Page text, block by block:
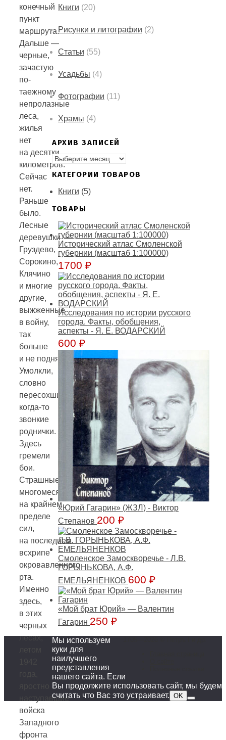
конечный
пункт
маршрута.
Дальше —
черные,
зачастую
по-
таежному
непролазные
леса,
жилья
нет
на десятки
километров.
Сейчас
нет.
Раньше
было.
Лесные
деревушки —
Груздево,
Сорокино,
Клячино
и многие
другие,
выжженные
в войну,
так
больше
и не поднялись.
Умолкли,
словно
пересохшие
когда-то
звонкие
роднички.
Здесь
гремели
бои.
Страшные,
многомесячные,
на крайнем
пределе
сил,
на последнем
всхрипе
окровавленного
рта.
Именно
здесь,
в этих
черных
лесах,
наступавшие
войска
Западного
фронта
Книги (20)
Рисунки и литографии (2)
Статьи (55)
Усадьбы (4)
Фотографии (11)
Храмы (4)
АРХИВ ЗАПИСЕЙ
АРХИВ
ЗАПИСЕЙ
КАТЕГОРИИ ТОВАРОВ
Книги (5)
ТОВАРЫ
Исторический атлас Смоленской
губернии (масштаб 1:100000)
1700 ₽
Исследования по истории русского
города. Факты, обобщения,
аспекты - Я. Е. ВОДАРСКИЙ
600 ₽
«Юрий Гагарин» (ЖЗЛ) - Виктор
Степанов 200 ₽
Смоленское Замоскворечье - Л.В.
ГОРЫНЬКОВА, А.Ф.
ЕМЕЛЬЯНЕНКОВ 600 ₽
«Мой брат Юрий» — Валентин
Гагарин 250 ₽
Мы используем
куки для
наилучшего
представления
нашего сайта. Если
Вы продолжите использовать сайт, мы будем
считать что Вас это устраивает. OK